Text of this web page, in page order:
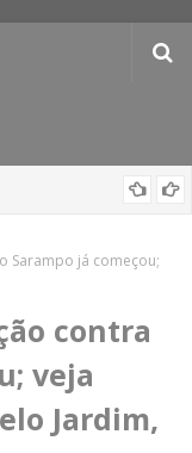
Sarampo já começou;
contra
veja
Jardim,